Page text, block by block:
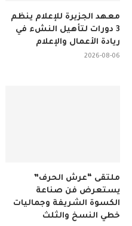
معهد الجزيرة للإعلام ينظم
3 دورات لتأهيل النشء في
ريادة الأعمال والإعلام
2026-08-06
ملتقى “عرش الحرف”
يستعرض فن صناعة
الكسوة الشريفة وجماليات
خطي النسخ والثلث